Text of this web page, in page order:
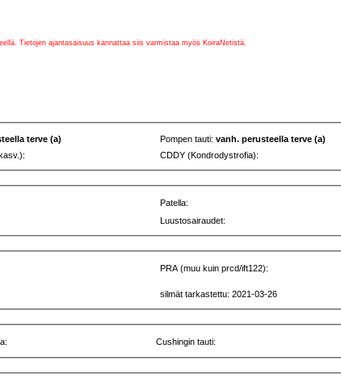
Tietojen ajantasaisuus kannattaa siis varmistaa myös KoiraNetistä.
terve (a) Pompen tauti:vanh. perusteella terve (a)
CDDY (Kondrodystrofia):
Patella:
Luustosairaudet:
PRA (muu kuin prcd/ift122):
silmät tarkastettu: 2021-03-26
Cushingin tauti: